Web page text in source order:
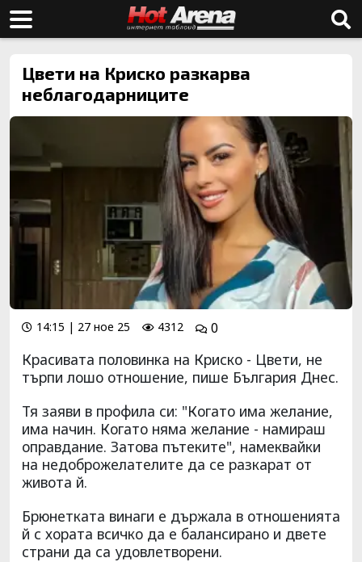
Цвети на Криско разкарва
неблагодарниците
14:15 | 27 ное 25 4312 0
Красивата половинка на Криско - Цвети, не
търпи лошо отношение, пише България Днес.
Тя заяви в профила си: "Когато има желание,
има начин. Когато няма желание - намираш
оправдание. Затова пътеките", намеквайки
на недоброжелателите да се разкарат от
живота й.
Брюнетката винаги е държала в отношенията
й с хората всичко да е балансирано и двете
страни да са удовлетворени.